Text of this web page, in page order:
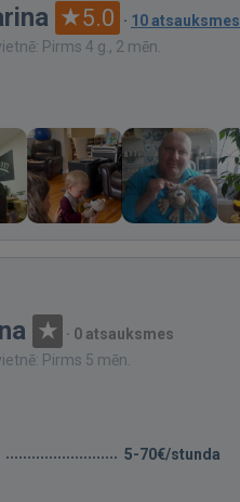
5.0 · 10 atsauksmes
Pirms 4 g., 2 mēn.
· 0 atsauksmes
Pirms 5 mēn.
5-70€/stunda